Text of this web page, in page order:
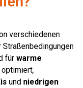
verschiedenen
Straßenbedingungen
für warme
optimiert,
und niedrigen